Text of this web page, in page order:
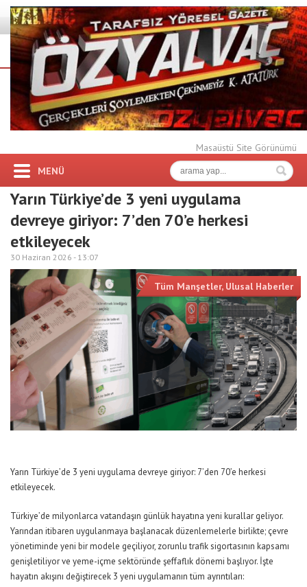
Masaüstü Site Görünümü
MENÜ
Yarın Türkiye’de 3 yeni uygulama
devreye giriyor: 7’den 70’e herkesi
etkileyecek
30 Haziran 2026 - 13:07
Tüm Manşetler, Ulusal Haberler
Yarın Türkiye’de 3 yeni uygulama devreye giriyor: 7’den 70’e herkesi
etkileyecek.
Türkiye’de milyonlarca vatandaşın günlük hayatına yeni kurallar geliyor.
Yarından itibaren uygulanmaya başlanacak düzenlemelerle birlikte; çevre
yönetiminde yeni bir modele geçiliyor, zorunlu trafik sigortasının kapsamı
genişletiliyor ve yeme-içme sektöründe şeffaflık dönemi başlıyor. İşte
hayatın akışını değiştirecek 3 yeni uygulamanın tüm ayrıntıları: